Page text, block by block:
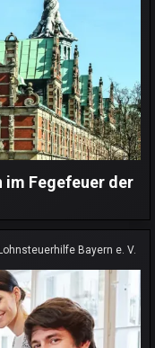
im Fegefeuer der
Lohnsteuerhilfe Bayern e. V.